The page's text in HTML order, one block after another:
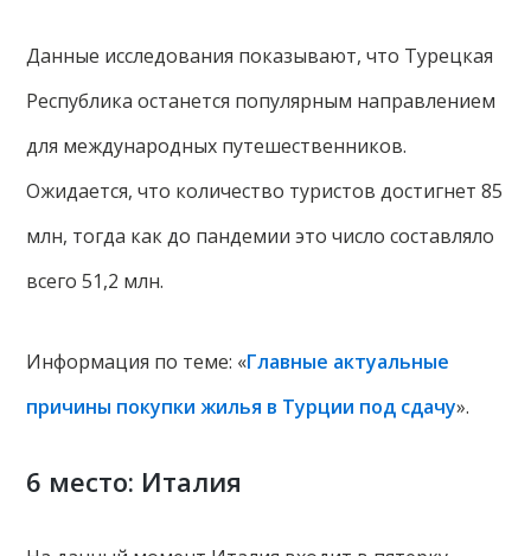
Данные исследования показывают, что Турецкая
Республика останется популярным направлением
для международных путешественников.
Ожидается, что количество туристов достигнет 85
млн, тогда как до пандемии это число составляло
всего 51,2 млн.
Информация по теме: «Главные актуальные
причины покупки жилья в Турции под сдачу».
6 место: Италия